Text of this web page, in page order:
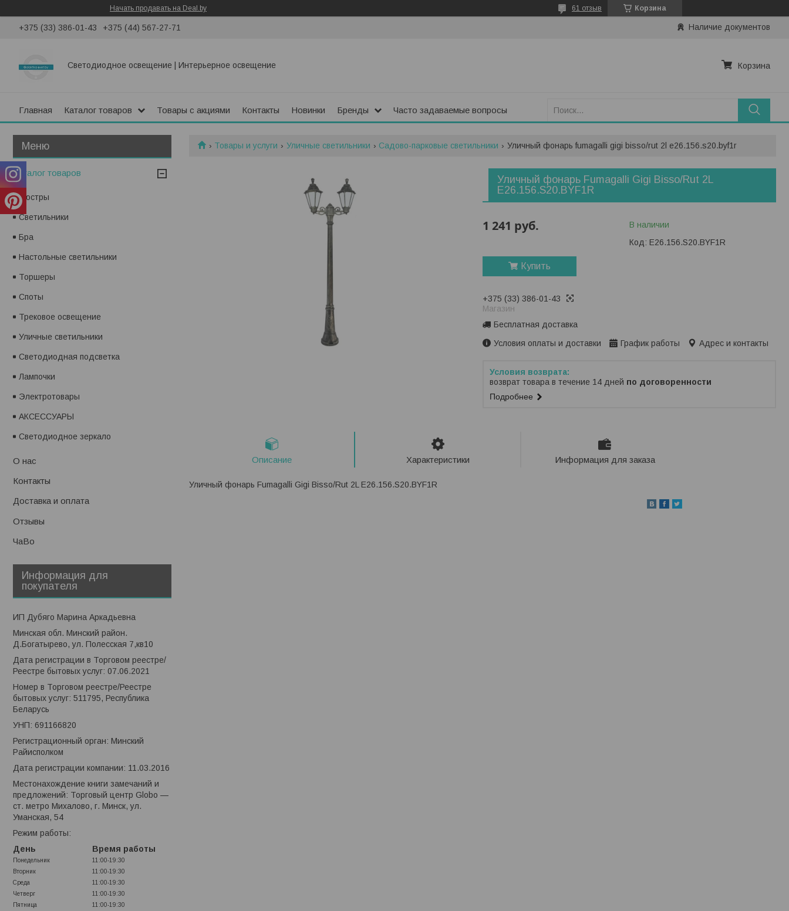
Начать продавать на Deal.by Корзина
61 отзыв
+375 (33) 386-01-43 +375 (44) 567-27-71 Наличие документов
Светодиодное освещение | Интерьерное освещение Корзина
Главная Каталог товаров Товары с акциями Контакты Новинки Бренды Часто задаваемые вопросы
Товары и услуги Уличные светильники Садово-парковые светильники Уличный фонарь fumagalli gigi bisso/rut 2l e26.156.s20.byf1r
Уличный фонарь Fumagalli Gigi Bisso/Rut 2L
E26.156.S20.BYF1R
1 241 руб.
В наличии
Код: E26.156.S20.BYF1R
Купить
+375 (33) 386-01-43
Магазин
Бесплатная доставка
Условия оплаты и доставки
График работы Адрес и контакты
возврат товара в течение 14 дней по договоренности
Подробнее
Описание Характеристики Информация для заказа
Уличный фонарь Fumagalli Gigi Bisso/Rut 2L E26.156.S20.BYF1R
Каталог товаров
Люстры
Светильники
Бра
Настольные светильники
Торшеры
Споты
Трековое освещение
Уличные светильники
Светодиодная подсветка
Лампочки
Электротовары
АКСЕССУАРЫ
Светодиодное зеркало
О нас
Контакты
Доставка и оплата
Отзывы
ЧаВо
Информация для
покупателя
ИП Дубяго Марина Аркадьевна
Минская обл. Минский район.
Д.Богатырево, ул. Полесская 7,кв10
Дата регистрации в Торговом реестре/
Реестре бытовых услуг: 07.06.2021
Номер в Торговом реестре/Реестре
бытовых услуг: 511795, Республика
Беларусь
УНП: 691166820
Регистрационный орган: Минский
Райисполком
Дата регистрации компании: 11.03.2016
Местонахождение книги замечаний и
предложений: Торговый центр Globo —
ст. метро Михалово, г. Минск, ул.
Уманская, 54
Режим работы:
День
Время работы
Понедельник
11:00-19:30
Вторник
11:00-19:30
Среда
11:00-19:30
Четверг
11:00-19:30
Пятница
11:00-19:30